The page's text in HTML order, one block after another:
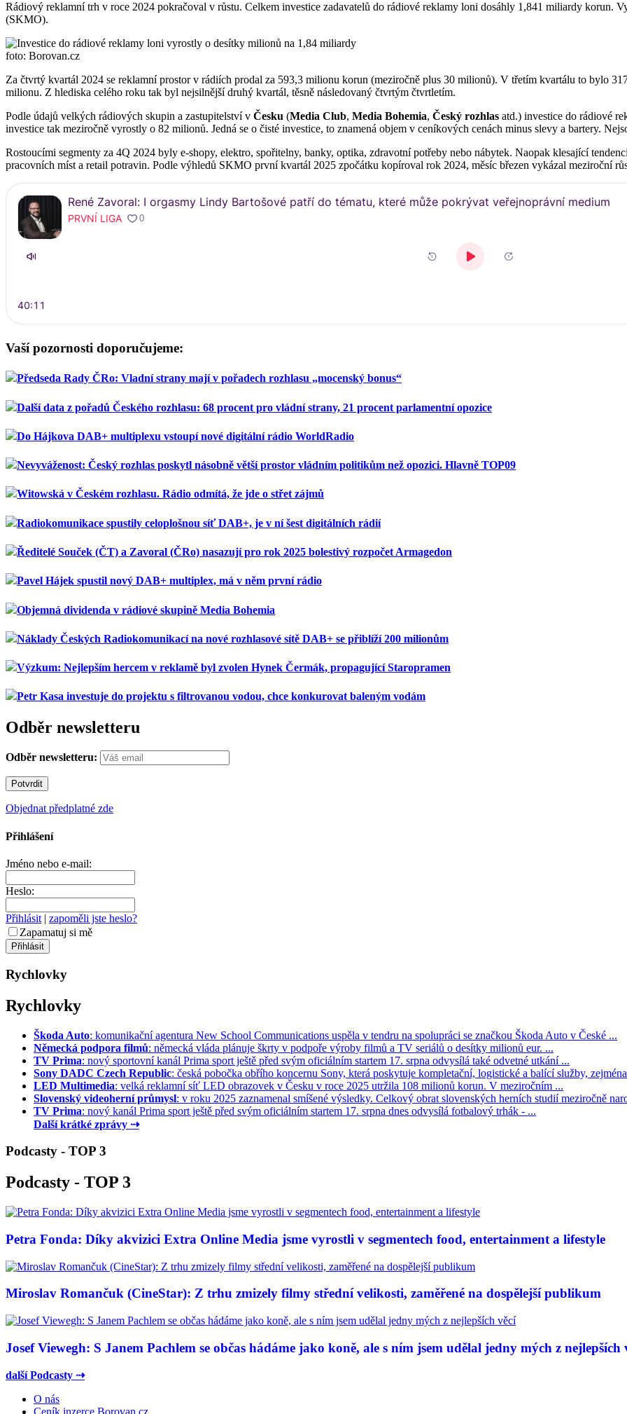
Rádiový reklamní trh v roce 2024 pokračoval v růstu. Celkem investice zadavatelů do rádiové reklamy loni dosáhly 1,841 miliardy korun.
(SKMO).
foto: Borovan.cz
Za čtvrtý kvartál 2024 se reklamní prostor v rádiích prodal za 593,3 milionu korun (meziročně plus 30 milionů). V třetím kvartálu to bylo
milionu. Z hlediska celého roku tak byl nejsilnější druhý kvartál, těsně následovaný čtvrtým čtvrtletím.
Podle údajů velkých rádiových skupin a zastupitelství v Česku (Media Club, Media Bohemia, Český rozhlas atd.) investice do rádiové
investice tak meziročně vyrostly o 82 milionů. Jedná se o čisté investice, to znamená objem v ceníkových cenách minus slevy a bartery.
Rostoucími segmenty za 4Q 2024 byly e-shopy, elektro, spořitelny, banky, optika, zdravotní potřeby nebo nábytek. Naopak klesající
pracovních míst a retail potravin. Podle výhledů SKMO první kvartál 2025 zpočátku kopíroval rok 2024, měsíc březen vykázal meziroční
Vaší pozornosti doporučujeme:
Předseda Rady ČRo: Vladní strany mají v pořadech rozhlasu „mocenský bonus“
Další data z pořadů Českého rozhlasu: 68 procent pro vládní strany, 21 procent parlamentní opozice
Do Hájkova DAB+ multiplexu vstoupí nové digitální rádio WorldRadio
Nevyváženost: Český rozhlas poskytl násobně větší prostor vládním politikům než opozici. Hlavně TOP09
Witowská v Českém rozhlasu. Rádio odmítá, že jde o střet zájmů
Radiokomunikace spustily celoplošnou síť DAB+, je v ní šest digitálních rádií
Ředitelé Souček (ČT) a Zavoral (ČRo) nasazují pro rok 2025 bolestivý rozpočet Armagedon
Pavel Hájek spustil nový DAB+ multiplex, má v něm první rádio
Objemná dividenda v rádiové skupině Media Bohemia
Náklady Českých Radiokomunikací na nové rozhlasové sítě DAB+ se přiblíží 200 milionům
Výzkum: Nejlepším hercem v reklamě byl zvolen Hynek Čermák, propagující Staropramen
Petr Kasa investuje do projektu s filtrovanou vodou, chce konkurovat baleným vodám
Odběr newsletteru
Odběr newsletteru:
Objednat předplatné zde
Přihlášení
Jméno nebo e-mail:
Heslo:
Přihlásit | zapoměli jste heslo?
Zapamatuj si mě
Rychlovky
Rychlovky
Škoda Auto: komunikační agentura New School Communications uspěla v tendru na spolupráci se značkou Škoda Auto v České ...
Německá podpora filmů: německá vláda plánuje škrty v podpoře výroby filmů a TV seriálů o desítky milionů eur. ...
TV Prima: nový sportovní kanál Prima sport ještě před svým oficiálním startem 17. srpna odvysílá také odvetné utkání ...
Sony DADC Czech Republic: česká pobočka obřího koncernu Sony, která poskytuje kompletační, logistické a balící služby,
LED Multimedia: velká reklamní síť LED obrazovek v Česku v roce 2025 utržila 108 milionů korun. V meziročním ...
Slovenský videoherní průmysl: v roku 2025 zaznamenal smíšené výsledky. Celkový obrat slovenských herních studií meziročně
TV Prima: nový kanál Prima sport ještě před svým oficiálním startem 17. srpna dnes odvysílá fotbalový trhák - ...
Další krátké zprávy ⇢
Podcasty - TOP 3
Podcasty - TOP 3
Petra Fonda: Díky akvizici Extra Online Media jsme vyrostli v segmentech food, entertainment a lifestyle
Miroslav Romančuk (CineStar): Z trhu zmizely filmy střední velikosti, zaměřené na dospělejší publikum
Josef Viewegh: S Janem Pachlem se občas hádáme jako koně, ale s ním jsem udělal jedny mých z nejlepších
další Podcasty ⇢
O nás